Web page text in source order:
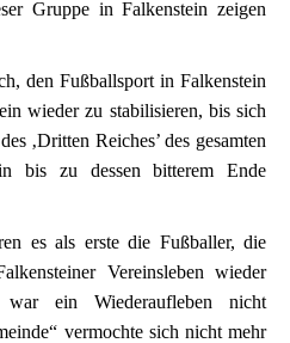
Gruppe in Falkenstein zeigen
den Fußballsport in Falkenstein
wieder zu stabilisieren, bis sich
‚Dritten Reiches’ des gesamten
bis zu dessen bitterem Ende
es als erste die Fußballer, die
Vereinsleben wieder
ein Wiederaufleben nicht
vermochte sich nicht mehr